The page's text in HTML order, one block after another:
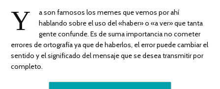
Y
a son famosos los memes que vemos por ahí
hablando sobre el uso del «haber» o «a ver» que tanta
gente confunde. Es de suma importancia no cometer
errores de ortografía ya que de haberlos, el error puede cambiar el
sentido y el significado del mensaje que se desea transmitir por
completo.